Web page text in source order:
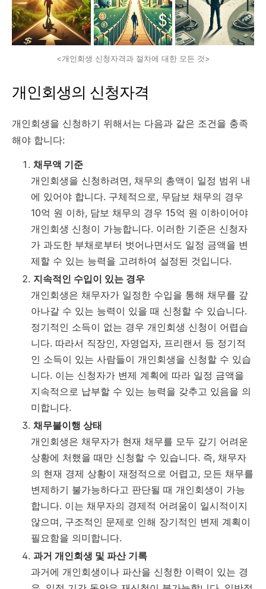
<개인회생 신청자격과 절차에 대한 모든 것>
개인회생의 신청자격
개인회생을 신청하기 위해서는 다음과 같은 조건을 충족
해야 합니다:
채무액 기준
개인회생을 신청하려면, 채무의 총액이 일정 범위 내
에 있어야 합니다. 구체적으로, 무담보 채무의 경우
10억 원 이하, 담보 채무의 경우 15억 원 이하이어야
개인회생 신청이 가능합니다. 이러한 기준은 신청자
가 과도한 부채로부터 벗어나면서도 일정 금액을 변
제할 수 있는 능력을 고려하여 설정된 것입니다.
지속적인 수입이 있는 경우
개인회생은 채무자가 일정한 수입을 통해 채무를 갚
아나갈 수 있는 능력이 있을 때 신청할 수 있습니다.
정기적인 소득이 없는 경우 개인회생 신청이 어렵습
니다. 따라서 직장인, 자영업자, 프리랜서 등 정기적
인 소득이 있는 사람들이 개인회생을 신청할 수 있습
니다. 이는 신청자가 변제 계획에 따라 일정 금액을
지속적으로 납부할 수 있는 능력을 갖추고 있음을 의
미합니다.
채무불이행 상태
개인회생은 채무자가 현재 채무를 모두 갚기 어려운
상황에 처했을 때만 신청할 수 있습니다. 즉, 채무자
의 현재 경제 상황이 재정적으로 어렵고, 모든 채무를
변제하기 불가능하다고 판단될 때 개인회생이 가능
합니다. 이는 채무자의 경제적 어려움이 일시적이지
않으며, 구조적인 문제로 인해 장기적인 변제 계획이
필요함을 의미합니다.
과거 개인회생 및 파산 기록
과거에 개인회생이나 파산을 신청한 이력이 있는 경